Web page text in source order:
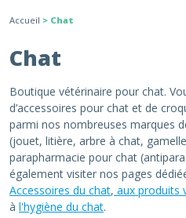
Accueil > Chat
Chat
Boutique vétérinaire pour chat.
d’accessoires pour chat et de
parmi nos nombreuses marques
(jouet, litière, arbre à chat,
parapharmacie pour chat
également visiter nos pages
Accessoires du chat, aux produits
à l'hygiène du chat.